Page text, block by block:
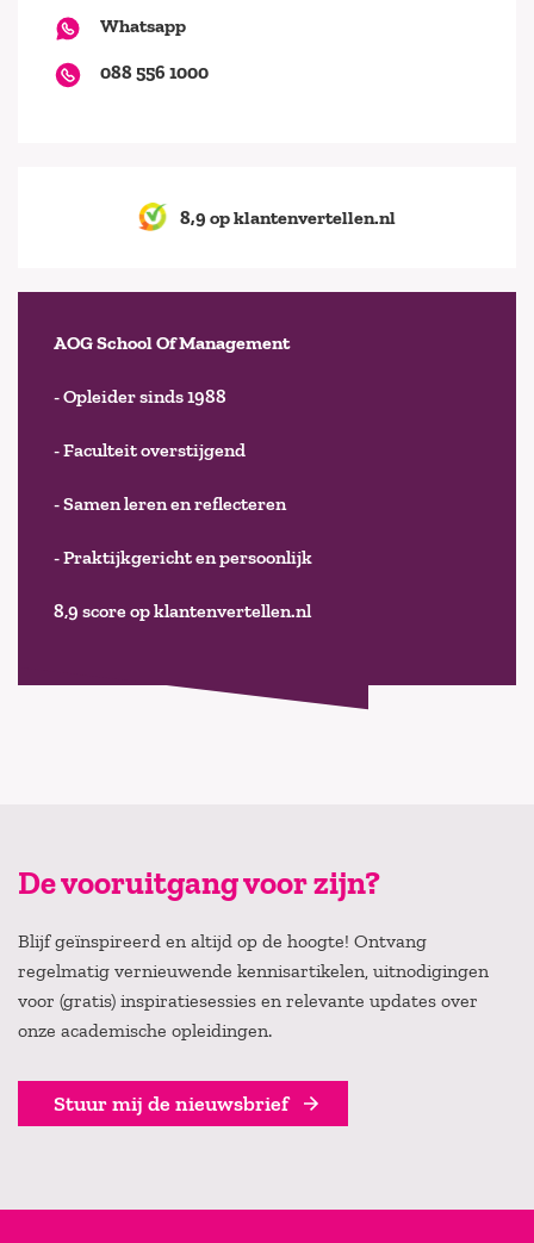
Whatsapp
088 556 1000
8,9 op klantenvertellen.nl
AOG School Of Management
- Opleider sinds 1988
- Faculteit overstijgend
- Samen leren en reflecteren
- Praktijkgericht en persoonlijk
8,9 score op klantenvertellen.nl
De vooruitgang voor zijn?
Blijf geïnspireerd en altijd op de hoogte! Ontvang
regelmatig vernieuwende kennisartikelen, uitnodigingen
voor (gratis) inspiratiesessies en relevante updates over
onze academische opleidingen.
Stuur mij de nieuwsbrief